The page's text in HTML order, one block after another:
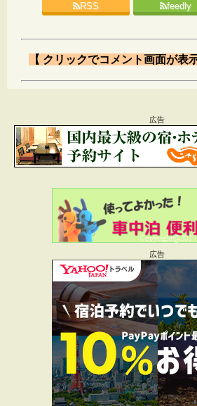
RSS
feedly
【 クリックでコメント画面が表
まさみるく より:
うちはシンク使いまくりです。
赤ちゃんがいるのでっていうの
ったかも。
哺乳瓶洗ったり手を洗ったりコッ
り。
子供が大きくなったら使わない
っています。
その時はDIYで変更予定ですー。
返信
koko-pelli より:
広告
広告